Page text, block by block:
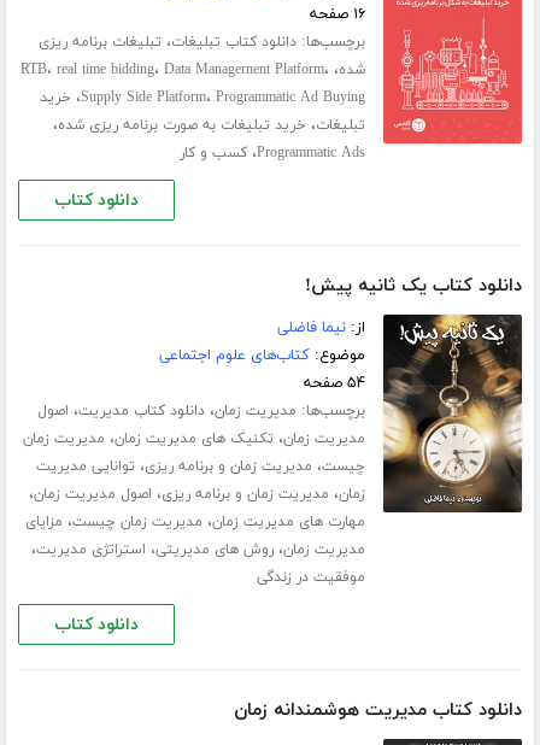
۱۶ صفحه
برچسب‌ها:دانلود کتاب تبلیغات، تبلیغات برنامه ریزی
شده، RTB، real time bidding، Data Managernent Platform،
Supply Side Platform، Programmatic Ad Buying ، خرید
تبلیغات، خرید تبلیغات به صورت برنامه ریزی شده،
Programmatic Ads،کسب و کار
دانلود کتاب
دانلود کتاب یک ثانیه پیش!
از:نیما فاضلی
موضوع:کتاب‌های علوم اجتماعی
۵۴ صفحه
برچسب‌ها: مدیریت زمان،دانلود کتاب مدیریت، اصول
مدیریت زمان، تکنیک های مدیریت زمان، مدیریت زمان
چیست، مدیریت زمان و برنامه ریزی، توانایی مدیریت
زمان، مدیریت زمان و برنامه ریزی، اصول مدیریت زمان،
مهارت های مدیریت زمان، مدیریت زمان چیست، مزایای
مدیریت زمان،روش های مدیریتی، استراتژی مدیریت،
موفقیت در زندگی
دانلود کتاب
دانلود کتاب مدیریت هوشمندانه زمان